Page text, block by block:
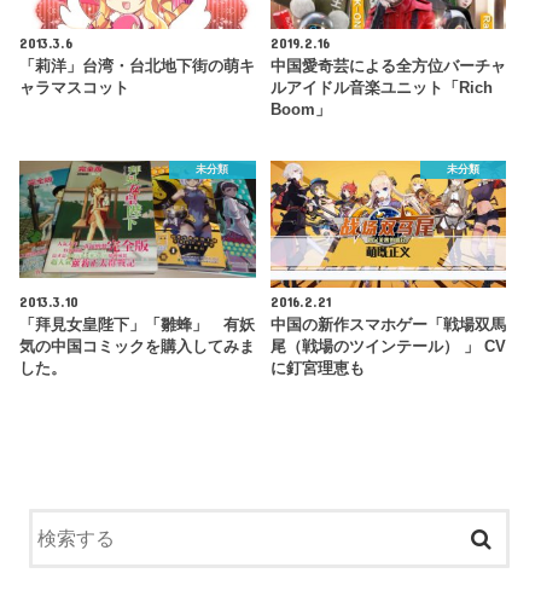
2013.3.6
「莉洋」台湾・台北地下街の萌キ
ャラマスコット
2019.2.16
中国愛奇芸による全方位バーチャ
ルアイドル音楽ユニット「Rich
Boom」
未分類
2013.3.10
「拜見女皇陛下」「雛蜂」 有妖
気の中国コミックを購入してみま
した。
未分類
2016.2.21
中国の新作スマホゲー「戦場双馬
尾（戦場のツインテール） 」 CV
に釘宮理恵も